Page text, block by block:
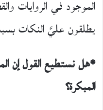
الموجود في الروايات
يطلقون عليَّ النكات
*هل نستطيع القول إن
المبكرة؟